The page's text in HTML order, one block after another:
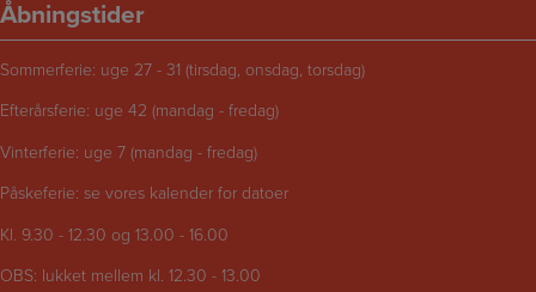
Åbningstider
Sommerferie: uge 27 - 31 (tirsdag, onsdag, torsdag)
Efterårsferie: uge 42 (mandag - fredag)
Vinterferie: uge 7 (mandag - fredag)
Påskeferie: se vores kalender for datoer
Kl. 9.30 - 12.30 og 13.00 - 16.00
OBS: lukket mellem kl. 12.30 - 13.00